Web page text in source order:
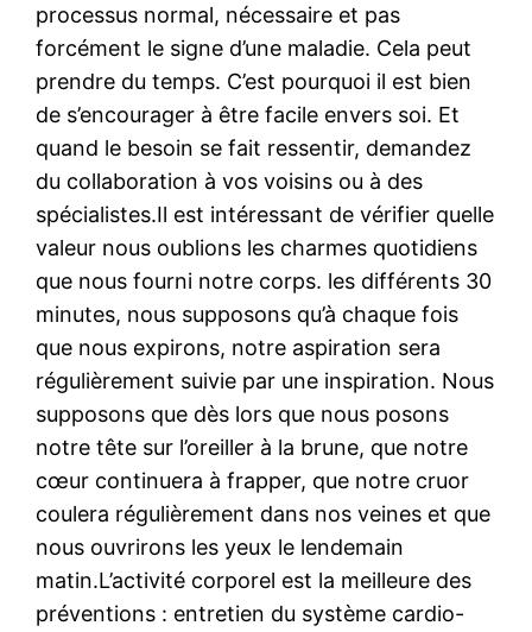
processus normal, nécessaire et pas
forcément le signe d’une maladie. Cela peut
prendre du temps. C’est pourquoi il est bien
de s’encourager à être facile envers soi. Et
quand le besoin se fait ressentir, demandez
du collaboration à vos voisins ou à des
spécialistes.Il est intéressant de vérifier quelle
valeur nous oublions les charmes quotidiens
que nous fourni notre corps. les différents 30
minutes, nous supposons qu’à chaque fois
que nous expirons, notre aspiration sera
régulièrement suivie par une inspiration. Nous
supposons que dès lors que nous posons
notre tête sur l’oreiller à la brune, que notre
cœur continuera à frapper, que notre cruor
coulera régulièrement dans nos veines et que
nous ouvrirons les yeux le lendemain
matin.L’activité corporel est la meilleure des
préventions : entretien du système cardio-